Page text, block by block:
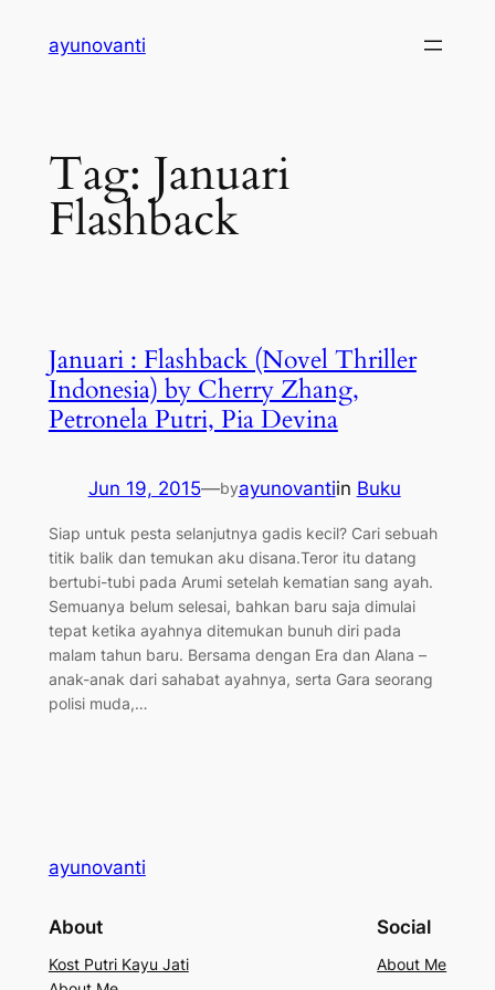
ayunovanti
Tag: Januari
Flashback
Januari : Flashback (Novel Thriller
Indonesia) by Cherry Zhang,
Petronela Putri, Pia Devina
Jun 19, 2015—byayunovantiin Buku
Siap untuk pesta selanjutnya gadis kecil? Cari sebuah
titik balik dan temukan aku disana.Teror itu datang
bertubi-tubi pada Arumi setelah kematian sang ayah.
Semuanya belum selesai, bahkan baru saja dimulai
tepat ketika ayahnya ditemukan bunuh diri pada
malam tahun baru. Bersama dengan Era dan Alana –
anak-anak dari sahabat ayahnya, serta Gara seorang
polisi muda,…
ayunovanti
About
Kost Putri Kayu Jati
Social
About Me